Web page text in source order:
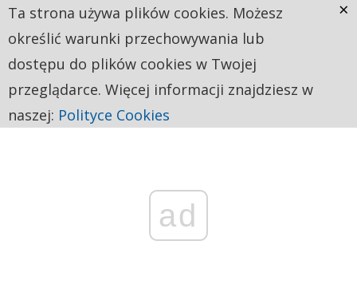
ad
Ta strona używa plików cookies. Możesz
określić warunki przechowywania lub
dostępu do plików cookies w Twojej
przeglądarce. Więcej informacji znajdziesz w
naszej: Polityce Cookies
×